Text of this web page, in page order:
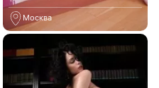
Москва